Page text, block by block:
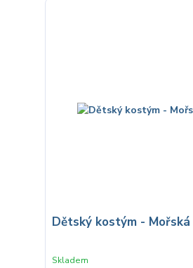
Dětský kostým - Mořská
Skladem